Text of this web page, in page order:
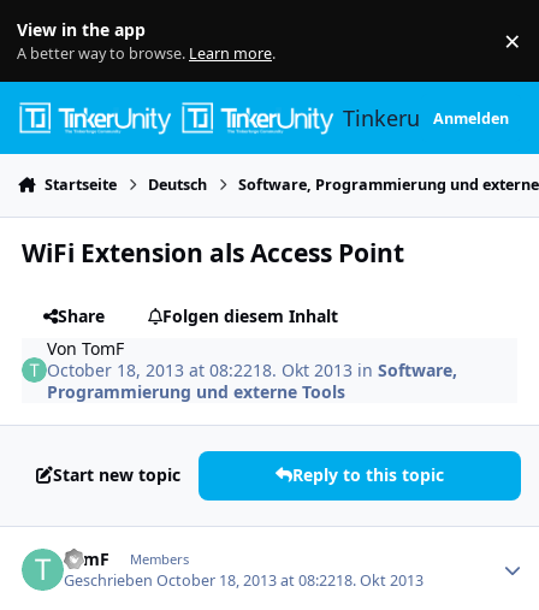
View in the app
A better way to browse. Learn more. ×
TinkerunityAnmelden
Startseite Deutsch Software, Programmierung und
WiFi Extension als Access Point
Share
Folgen diesem Inhalt
VonTomF
October 18, 2013 at 08:2218. Okt 2013 inSoftware,
Programmierung und externe Tools
Start new topic Reply to this topic
TomF Members
GeschriebenOctober 18, 2013 at 08:2218. Okt 2013